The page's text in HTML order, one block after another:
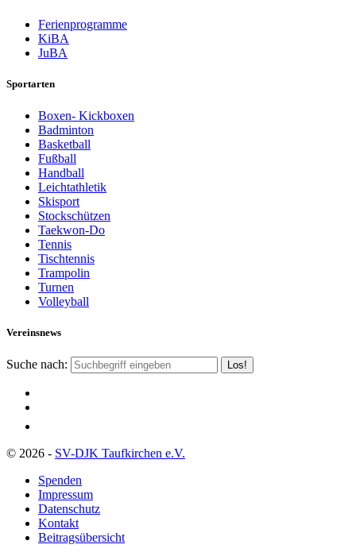
Ferienprogramme
KiBA
JuBA
Sportarten
Boxen- Kickboxen
Badminton
Basketball
Fußball
Handball
Leichtathletik
Skisport
Stockschützen
Taekwon-Do
Tennis
Tischtennis
Trampolin
Turnen
Volleyball
Vereinsnews
Suche nach:
© 2026 - SV-DJK Taufkirchen e.V.
Spenden
Impressum
Datenschutz
Kontakt
Beitragsübersicht